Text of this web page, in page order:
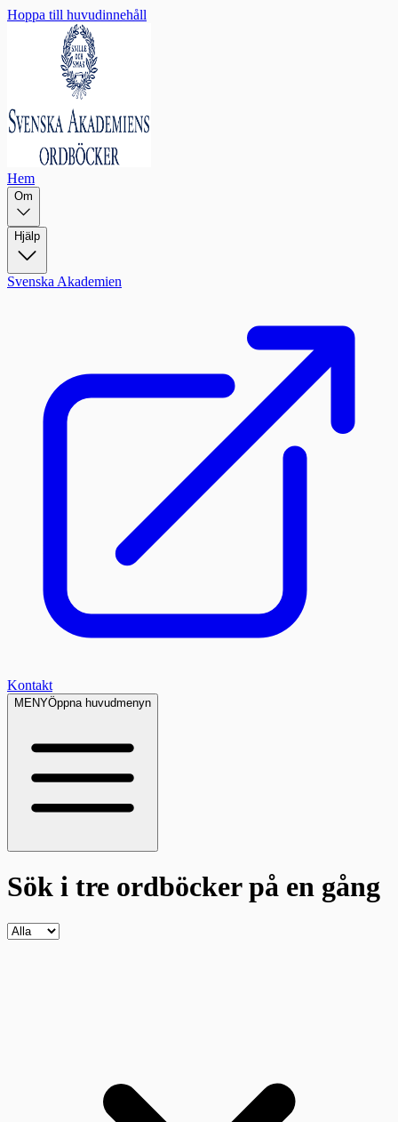
Hoppa till huvudinnehåll
Hem
Om
Hjälp
Svenska Akademien
Kontakt
MENYÖppna huvudmenyn
Sök i tre ordböckerpå en gång